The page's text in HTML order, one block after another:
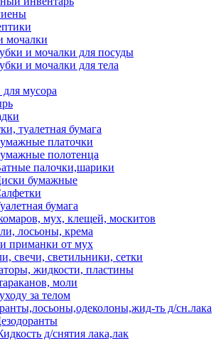
мочалки
и мочалки для посуды
и мочалки для тела
мусора
туалетная бумага
платочки
полотенца
палочки,шарики
бумажные
бумага
мух, клещей, москитов
лосьоны, крема
приманки от мух
свечи, светильники, сетки
жидкости, пластины
моли
за телом
ть д/сн.лака
д/снятия лака,лак